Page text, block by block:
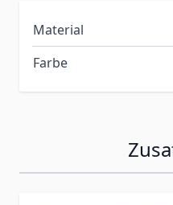
Material
Farbe